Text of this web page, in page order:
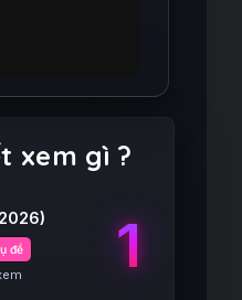
xem gì ?
đề 1